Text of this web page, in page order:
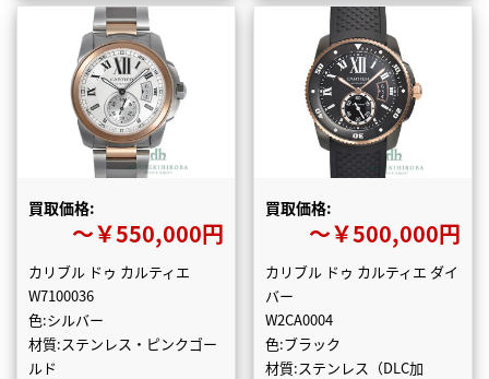
買取価格:
〜￥550,000円
カリブル ドゥ カルティエ
W7100036
色:シルバー
材質:ステンレス・ピンクゴー
ルド
買取価格:
〜￥500,000円
カリブル ドゥ カルティエ ダイ
バー
W2CA0004
色:ブラック
材質:ステンレス（DLC加